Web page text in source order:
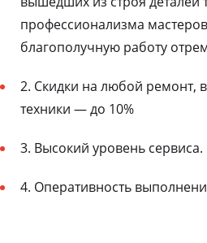
профессионализма
благополучную работу
2. Скидки на любой ремонт,
техники — до 10%
3. Высокий уровень сервиса.
4. Оперативность